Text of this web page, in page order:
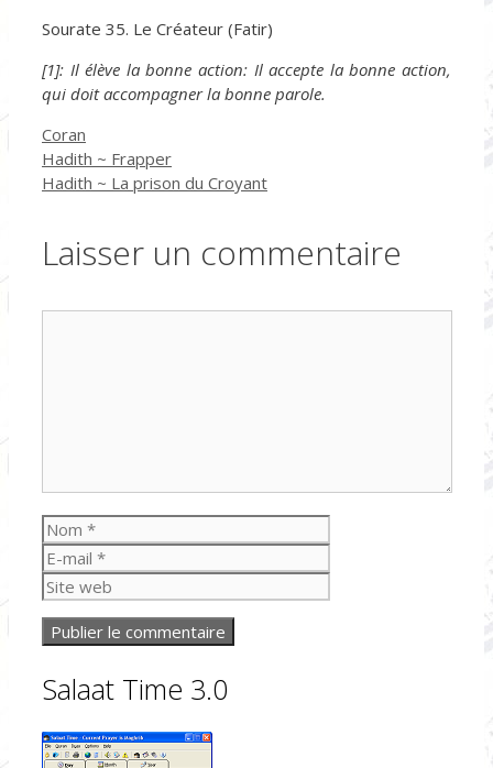
Sourate 35. Le Créateur (Fatir)
[1]: Il élève la bonne action: Il accepte la bonne action,
qui doit accompagner la bonne parole.
Catégories
Coran
Hadith ~ Frapper
Hadith ~ La prison du Croyant
Laisser un commentaire
Nom
mail
web
Salaat Time 3.0